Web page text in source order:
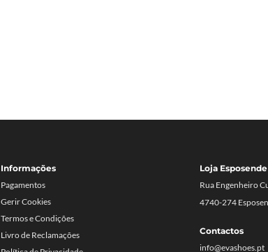
Informações
Pagamentos
Gerir Cookies
Termos e Condições
Livro de Reclamações
Loja Esposende
Rua Engenheiro
4740-274
Contactos
info@evashoes.pt